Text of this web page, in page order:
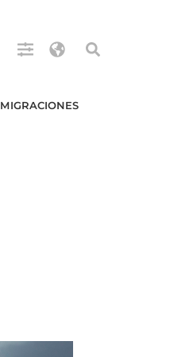
MIGRACIONES